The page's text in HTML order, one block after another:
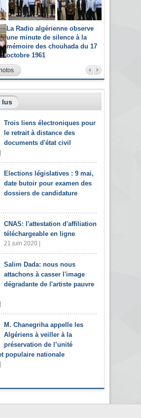
La Radio algérienne observe
une minute de silence à la
mémoire des chouhada du 17
octobre 1961
lus
Trois liens électroniques pour
le retrait à distance des
documents d'état civil
Elections législatives : 9 mai,
date butoir pour examen des
dossiers de candidature
CNAS: l'attestation d'affiliation
téléchargeable en ligne
21 juin 2020 |
Salim Dada: nous nous
attachons à casser l'image
dégradante de l'artiste pauvre
M. Chanegriha appelle les
Algériens à veiller à la
préservation de l’unité
populaire nationale